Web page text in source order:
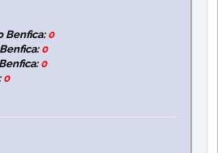
Benfica: 0
0
0
0